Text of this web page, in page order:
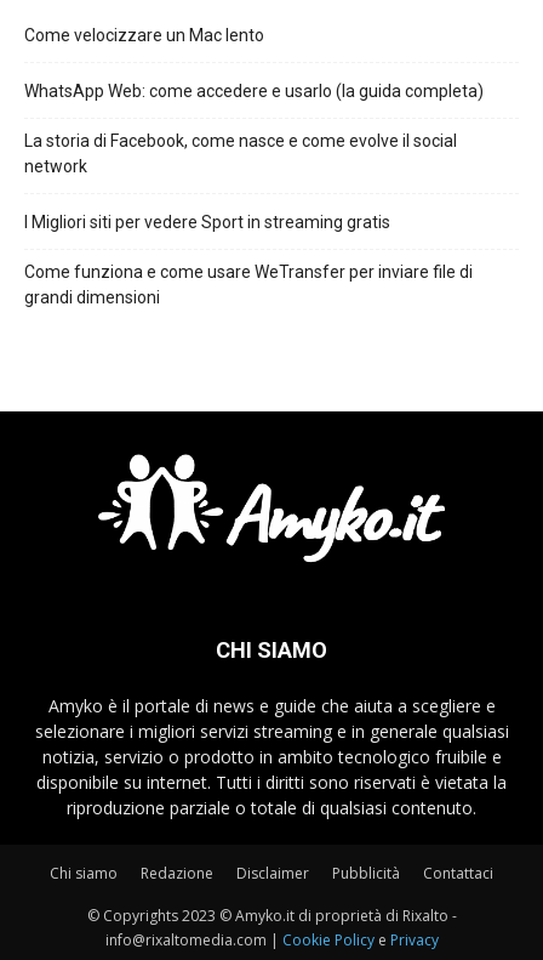
Come velocizzare un Mac lento
WhatsApp Web: come accedere e usarlo (la guida completa)
La storia di Facebook, come nasce e come evolve il social
network
I Migliori siti per vedere Sport in streaming gratis
Come funziona e come usare WeTransfer per inviare file di
grandi dimensioni
CHI SIAMO
Amyko è il portale di news e guide che aiuta a scegliere e
selezionare i migliori servizi streaming e in generale qualsiasi
notizia, servizio o prodotto in ambito tecnologico fruibile e
disponibile su internet. Tutti i diritti sono riservati è vietata la
riproduzione parziale o totale di qualsiasi contenuto.
Chi siamo Redazione Disclaimer Pubblicità Contattaci
© Copyrights 2023 © Amyko.it di proprietà di Rixalto -
info@rixaltomedia.com | Cookie Policye Privacy